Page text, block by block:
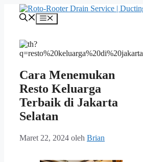
Langsung
Menu
Cara Menemukan
Resto Keluarga
Terbaik di Jakarta
Selatan
Maret 22, 2024 oleh Brian